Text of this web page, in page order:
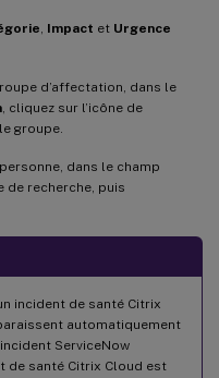
, Impact et Urgence
d’affectation, dans le
, cliquez sur l’icône de
groupe.
dans le champ
de recherche, puis
incident de santé Citrix
automatiquement
ServiceNow
de santé Citrix Cloud est